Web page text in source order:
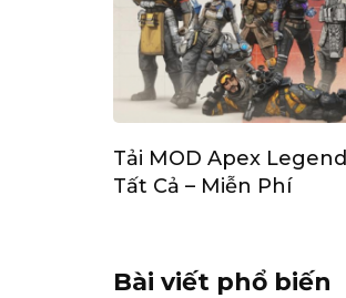
Tải MOD Apex
Tất Cả – Miễn Phí
Bài viết phổ biến